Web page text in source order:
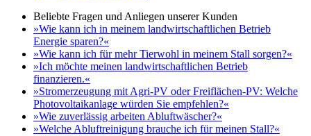
Beliebte Fragen und Anliegen unserer Kunden
»Wie kann ich in meinem landwirtschaftlichen Betrieb
Energie sparen?«
»Wie kann ich für mehr Tierwohl in meinem Stall sorgen?«
»Ich möchte meinen landwirtschaftlichen Betrieb
finanzieren.«
»Stromerzeugung mit Agri-PV oder Freiflächen-PV: Welche
Photovoltaikanlage würden Sie empfehlen?«
»Wie zuverlässig arbeiten Abluftwäscher?«
»Welche Abluftreinigung brauche ich für meinen Stall?«